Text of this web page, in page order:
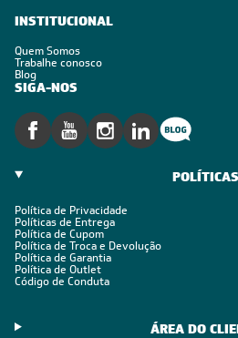
INSTITUCIONAL
Quem Somos
Trabalhe conosco
Blog
SIGA-NOS
POLÍTICAS
Política de Privacidade
Políticas de Entrega
Política de Cupom
Política de Troca e Devolução
Política de Garantia
Política de Outlet
Código de Conduta
ÁREA DO